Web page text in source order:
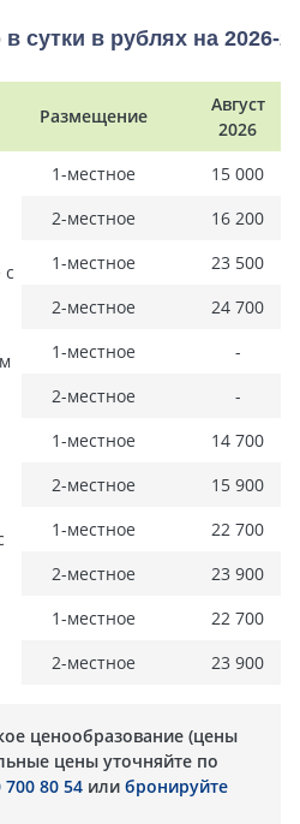
сутки в рублях на 2026-
Размещение
Август
2026
1-местное
15 000
2-местное
16 200
1-местное
23 500
2-местное
24 700
1-местное
-
2-местное
-
1-местное
14 700
2-местное
15 900
1-местное
22 700
2-местное
23 900
1-местное
22 700
2-местное
23 900
ценообразование (цены
цены уточняйте по
700 80 54 или бронируйте